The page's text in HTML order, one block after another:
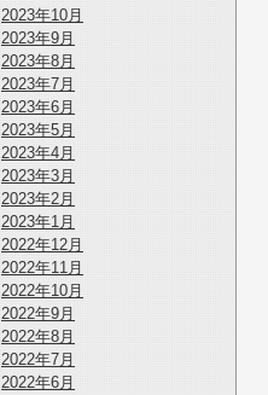
2023年10月
2023年9月
2023年8月
2023年7月
2023年6月
2023年5月
2023年4月
2023年3月
2023年2月
2023年1月
2022年12月
2022年11月
2022年10月
2022年9月
2022年8月
2022年7月
2022年6月